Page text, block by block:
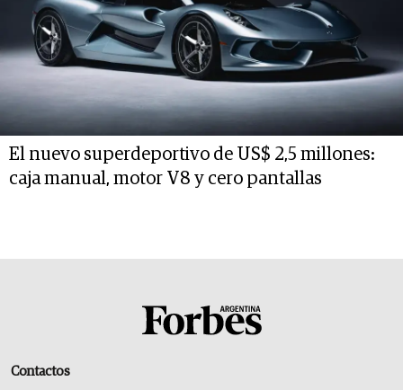
El nuevo superdeportivo de US$ 2,5 millones:
caja manual, motor V8 y cero pantallas
Contactos